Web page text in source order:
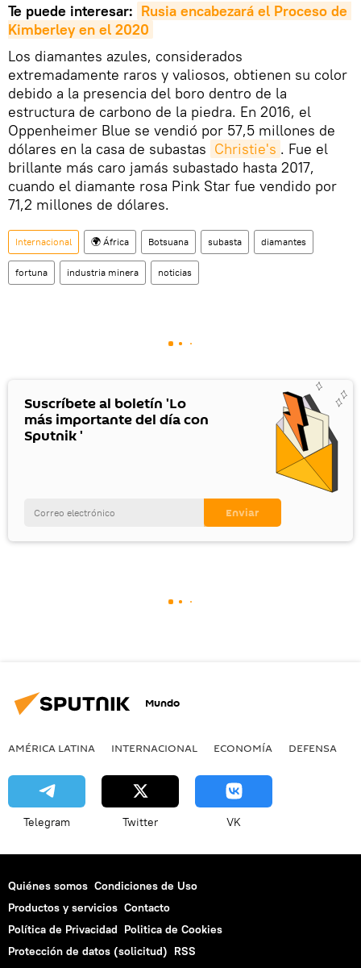
Te puede interesar: Rusia encabezará el Proceso de
Kimberley en el 2020
Los diamantes azules, considerados
extremadamente raros y valiosos, obtienen su color
debido a la presencia del boro dentro de la
estructura de carbono de la piedra. En 2016, el
Oppenheimer Blue se vendió por 57,5 millones de
dólares en la casa de subastas Christie's . Fue el
brillante más caro jamás subastado hasta 2017,
cuando el diamante rosa Pink Star fue vendido por
71,2 millones de dólares.
Internacional 🌍 África Botsuana subasta diamantes
fortuna industria minera noticias
Suscríbete al boletín 'Lo
más importante del día con
Sputnik '
Mundo
AMÉRICA LATINA INTERNACIONAL ECONOMÍA DEFENSA
Telegram Twitter VK
Quiénes somos Condiciones de Uso
Productos y servicios Contacto
Política de Privacidad Politica de Cookies
Protección de datos (solicitud) RSS